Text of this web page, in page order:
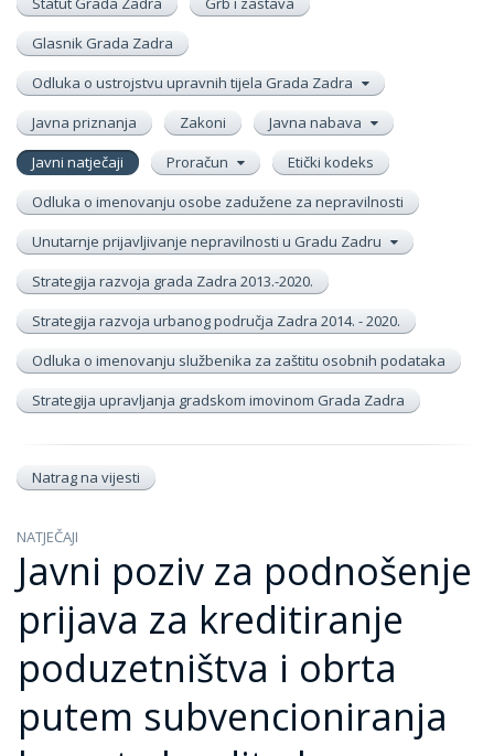
Glasnik Grada Zadra
Odluka o ustrojstvu upravnih tijela Grada Zadra
Javna priznanja
Zakoni
Javna nabava
Javni natječaji
Proračun
Etički kodeks
Odluka o imenovanju osobe zadužene za nepravilnosti
Unutarnje prijavljivanje nepravilnosti u Gradu Zadru
Strategija razvoja grada Zadra 2013.-2020.
Strategija razvoja urbanog područja Zadra 2014. - 2020.
Odluka o imenovanju službenika za zaštitu osobnih podataka
Strategija upravljanja gradskom imovinom Grada Zadra
Natrag na vijesti
NATJEČAJI
Javni poziv za podnošenje
prijava za kreditiranje
poduzetništva i obrta
putem subvencioniranja